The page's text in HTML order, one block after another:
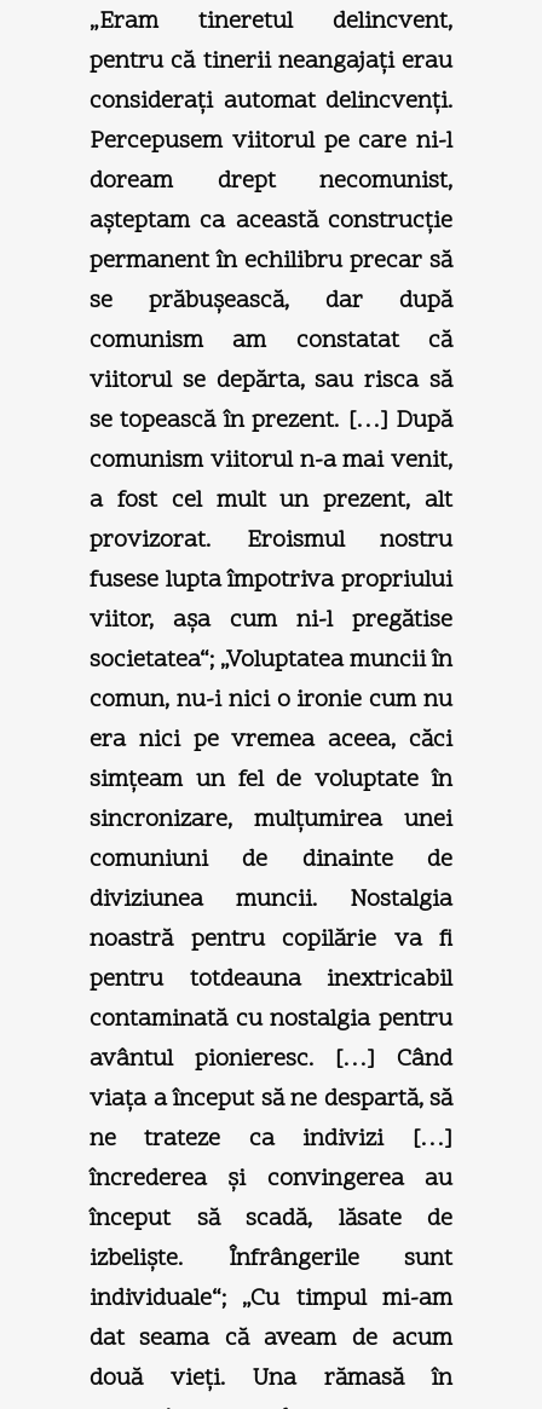
„Eram tineretul delincvent,
pentru că tinerii neangajaţi erau
consideraţi automat delincvenţi.
Percepusem viitorul pe care ni-l
doream drept necomunist,
aşteptam ca această construcţie
permanent în echilibru precar să
se prăbuşească, dar după
comunism am constatat că
viitorul se depărta, sau risca să
se topească în prezent. […] După
comunism viitorul n-a mai venit,
a fost cel mult un prezent, alt
provizorat. Eroismul nostru
fusese lupta împotriva propriului
viitor, aşa cum ni-l pregătise
societatea“; „Voluptatea muncii în
comun, nu-i nici o ironie cum nu
era nici pe vremea aceea, căci
simţeam un fel de voluptate în
sincronizare, mulţumirea unei
comuniuni de dinainte de
diviziunea muncii. Nostalgia
noastră pentru copilărie va fi
pentru totdeauna inextricabil
contaminată cu nostalgia pentru
avântul pionieresc. […] Când
viaţa a început să ne despartă, să
ne trateze ca indivizi […]
încrederea şi convingerea au
început să scadă, lăsate de
izbelişte. Înfrângerile sunt
individuale“; „Cu timpul mi-am
dat seama că aveam de acum
două vieţi. Una rămasă în